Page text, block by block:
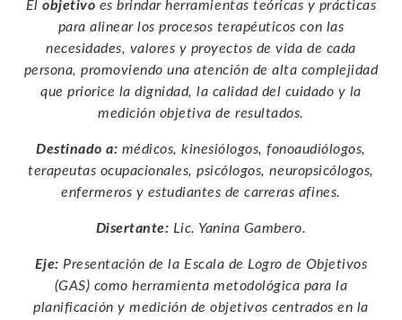
Elobjetivo es brindar herramientas teóricas y prácticas
para alinear los procesos terapéuticos con las
necesidades, valores y proyectos de vida de cada
persona, promoviendo una atención de alta complejidad
que priorice la dignidad, la calidad del cuidado y la
medición objetiva de resultados.
Destinado a: médicos, kinesiólogos, fonoaudiólogos,
terapeutas ocupacionales, psicólogos, neuropsicólogos,
enfermeros y estudiantes de carreras afines.
Disertante: Lic. Yanina Gambero.
Eje: Presentación de la Escala de Logro de Objetivos
(GAS) como herramienta metodológica para la
planificación y medición de objetivos centrados en la